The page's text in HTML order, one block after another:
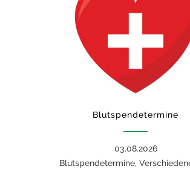
Blutspendetermine
03.08.2026
Blutspendetermine,